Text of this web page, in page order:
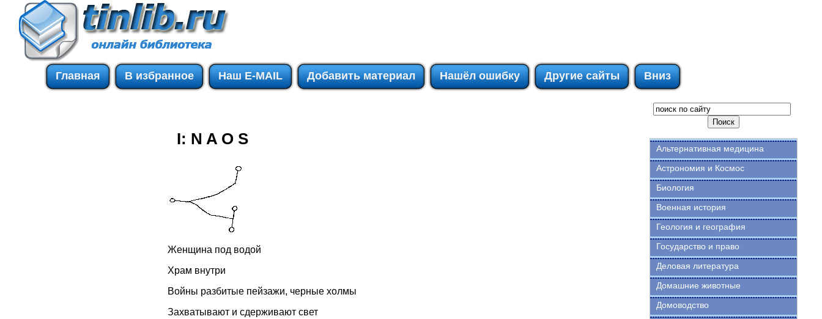
Главная В избранное Наш E-MAIL Добавить материал Нашёл ошибку Другие сайты Вниз
I: N A O S
Женщина под водой
Храм внутри
Войны разбитые пейзажи, черные холмы
Захватывают и сдерживают свет
Альтернативная медицина
Астрономия и Космос
Биология
Военная история
Геология и география
Государство и право
Деловая литература
Домашние животные
Домоводство